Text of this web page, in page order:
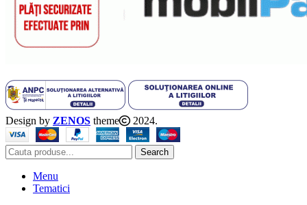
Design by ZENOS theme 2024.
Search
Menu
Tematici